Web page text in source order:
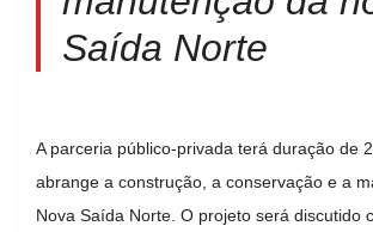
Saída Norte
A parceria público-privada terá duração de
abrange a construção, a conservação e a
Nova Saída Norte. O projeto será discutido